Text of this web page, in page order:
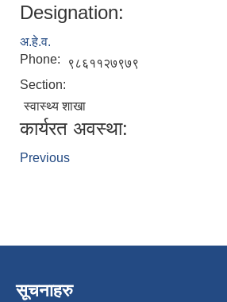
Designation:
अ.हे.व.
Phone:
९८६११२७९७९
Section:
स्वास्थ्य शाखा
कार्यरत अवस्था:
Previous
सूचनाहरु